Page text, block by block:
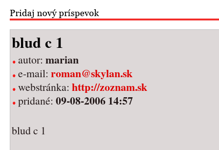
blud c 1
autor: marian
e-mail: roman@skylan.sk
webstránka: http://zoznam.sk
pridané: 09-08-2006 14:57
blud c 1